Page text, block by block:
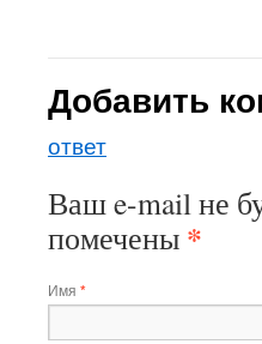
Добавить
ответ
Ваш e-mail не
помечены *
Имя *